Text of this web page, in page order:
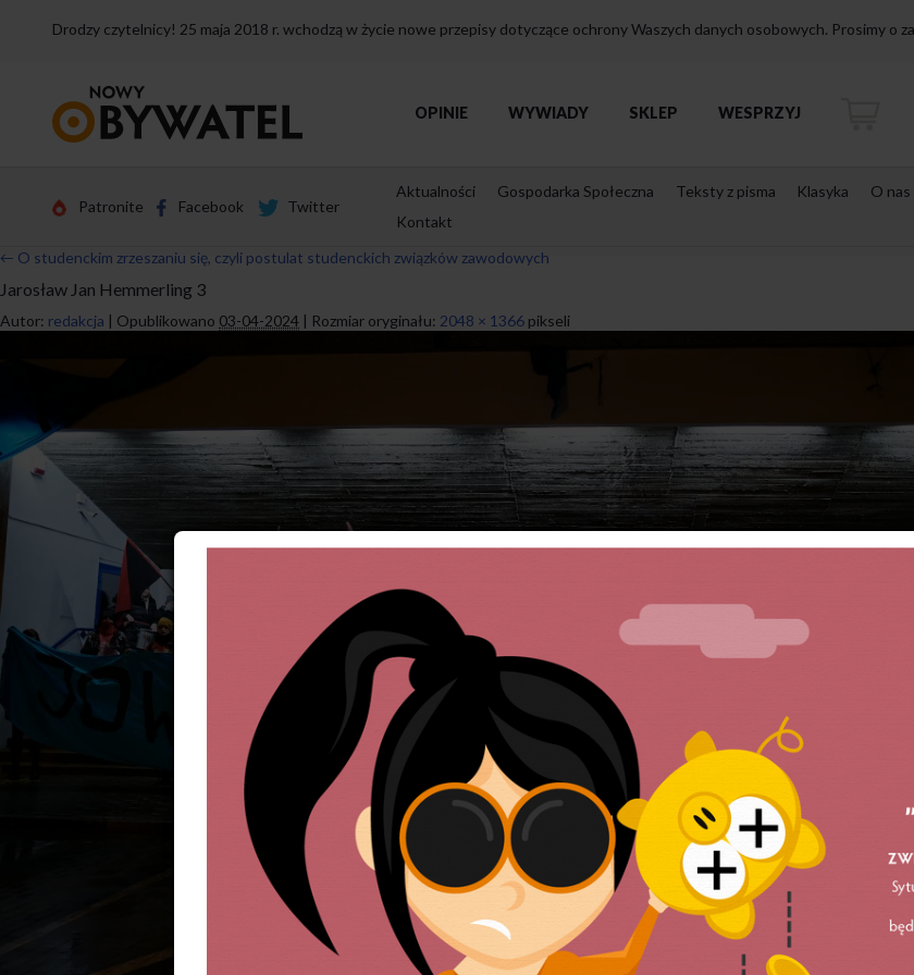
Drodzy czytelnicy! 25 maja 2018 r. wchodzą w życie nowe przepisy dotyczące ochrony Waszych danych osobowych. Prosimy o
strony
OPINIE WYWIADY SKLEP WESPRZYJ
Patronite Facebook Twitter
Aktualności Gospodarka Społeczna Teksty z pisma Klasyka O nas
Kontakt
← O studenckim zrzeszaniu się, czyli postulat studenckich związków zawodowych
Jarosław Jan Hemmerling 3
Autor: redakcja | Opublikowano 03-04-2024 | Rozmiar oryginału: 2048 × 1366 pikseli